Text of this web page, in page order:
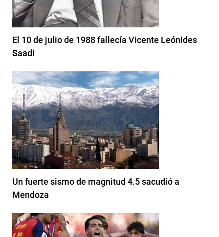
El 10 de julio de 1988 fallecía Vicente Leónides
Saadi
Un fuerte sismo de magnitud 4.5 sacudió a
Mendoza